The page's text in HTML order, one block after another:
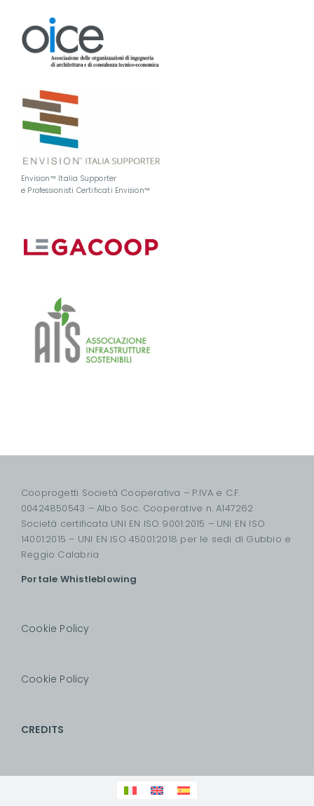
Envision™ Italia Supporter
e Professionisti Certificati Envision™
Cooprogetti Società Cooperativa – P.IVA e C.F.
00424850543 – Albo Soc. Cooperative n. A147262
Società certificata UNI EN ISO 9001:2015 – UNI EN ISO
14001:2015 – UNI EN ISO 45001:2018 per le sedi di Gubbio e
Reggio Calabria
Portale Whistleblowing
Cookie Policy
Cookie Policy
CREDITS